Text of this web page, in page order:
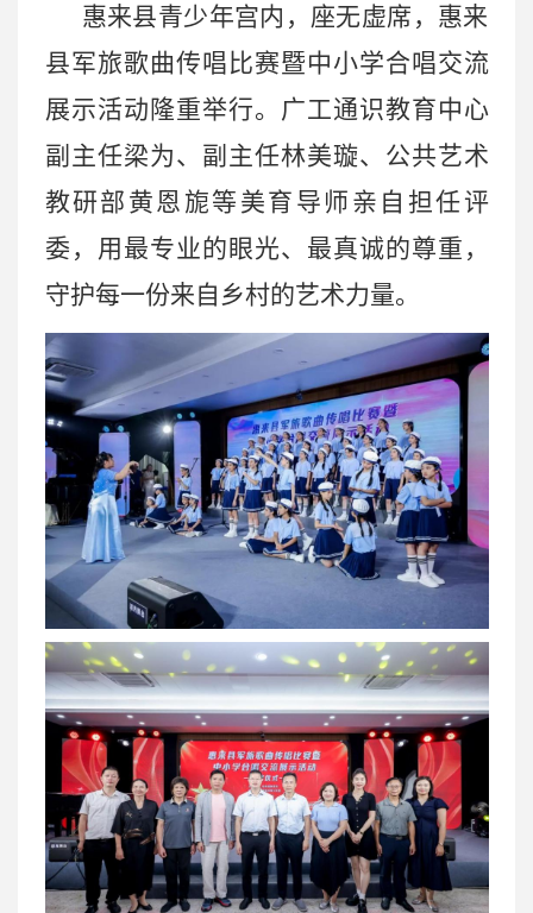
惠来县青少年宫内，座无虚席，惠来
县军旅歌曲传唱比赛暨中小学合唱交流
展示活动隆重举行。广工通识教育中心
副主任梁为、副主任林美璇、公共艺术
教研部黄恩旎等美育导师亲自担任评
委，用最专业的眼光、最真诚的尊重，
守护每一份来自乡村的艺术力量。